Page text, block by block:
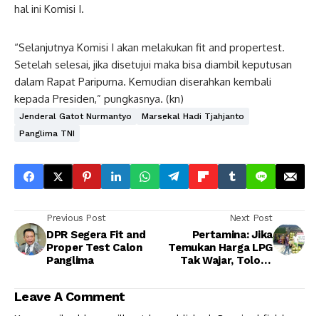
hal ini Komisi I.
“Selanjutnya Komisi I akan melakukan fit and propertest.
Setelah selesai, jika disetujui maka bisa diambil keputusan
dalam Rapat Paripurna. Kemudian diserahkan kembali
kepada Presiden,” pungkasnya. (kn)
Jenderal Gatot Nurmantyo
Marsekal Hadi Tjahjanto
Panglima TNI
Previous Post
DPR Segera Fit and
Proper Test Calon
Panglima
Next Post
Pertamina: Jika
Temukan Harga LPG
Tak Wajar, Tolong
Leave A Comment